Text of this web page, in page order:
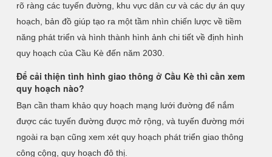
rõ ràng các tuyến đường, khu vực dân cư và các dự án quy
hoạch, bản đồ giúp tạo ra một tầm nhìn chiến lược về tiềm
năng phát triển và hình thành hình ảnh chi tiết về định hình
quy hoạch của Cầu Kè đến năm 2030.
Để cải thiện tình hình giao thông ở Cầu Kè thì cần xem
quy hoạch nào?
Bạn cần tham khảo quy hoạch mạng lưới đường để nắm
được các tuyến đường được mở rộng, và tuyến đường mới
ngoài ra bạn cũng xem xét quy hoạch phát triển giao thông
công cộng, quy hoạch đô thị.